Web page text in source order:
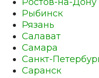
Рыбинск
Рязань
Салават
Самара
Санкт-
Саранск